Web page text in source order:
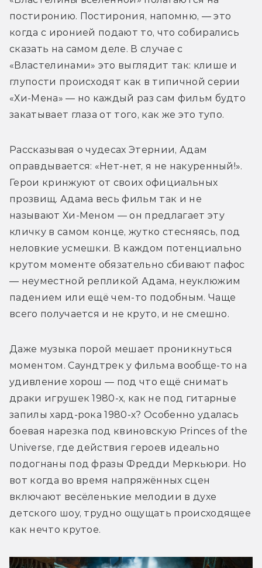
постиронию. Постирония, напомню, — это
когда с иронией подают то, что собирались
сказать на самом деле. В случае с
«Властелинами» это выглядит так: клише и
глупости происходят как в типичной серии
«Хи-Мена» — но каждый раз сам фильм будто
закатывает глаза от того, как же это тупо.
Рассказывая о чудесах Этернии, Адам
оправдывается: «Нет-нет, я не накуренный!».
Герои кринжуют от своих официальных
прозвищ. Адама весь фильм так и не
называют Хи-Меном — он предлагает эту
кличку в самом конце, жутко стесняясь, под
неловкие усмешки. В каждом потенциально
крутом моменте обязательно сбивают пафос
— неуместной репликой Адама, неуклюжим
падением или ещё чем-то подобным. Чаще
всего получается и не круто, и не смешно.
Даже музыка порой мешает проникнуться
моментом. Саундтрек у фильма вообще-то на
удивление хорош — под что ещё снимать
драки игрушек 1980-х, как не под гитарные
запилы хард-рока 1980-х? Особенно удалась
боевая нарезка под квиновскую Princes of the
Universe, где действия героев идеально
подогнаны под фразы Фредди Меркьюри. Но
вот когда во время напряжённых сцен
включают весёленькие мелодии в духе
детского шоу, трудно ощущать происходящее
как нечто крутое.